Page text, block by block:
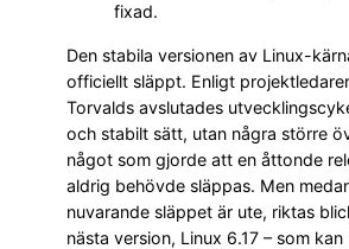
fixad.
Den stabila versionen av Linux-
officiellt släppt. Enligt
Torvalds avslutades
och stabilt sätt, utan några större
något som gjorde att en åttonde
aldrig behövde släppas. Men
nuvarande släppet är ute, riktas
nästa version, Linux 6.17 – som